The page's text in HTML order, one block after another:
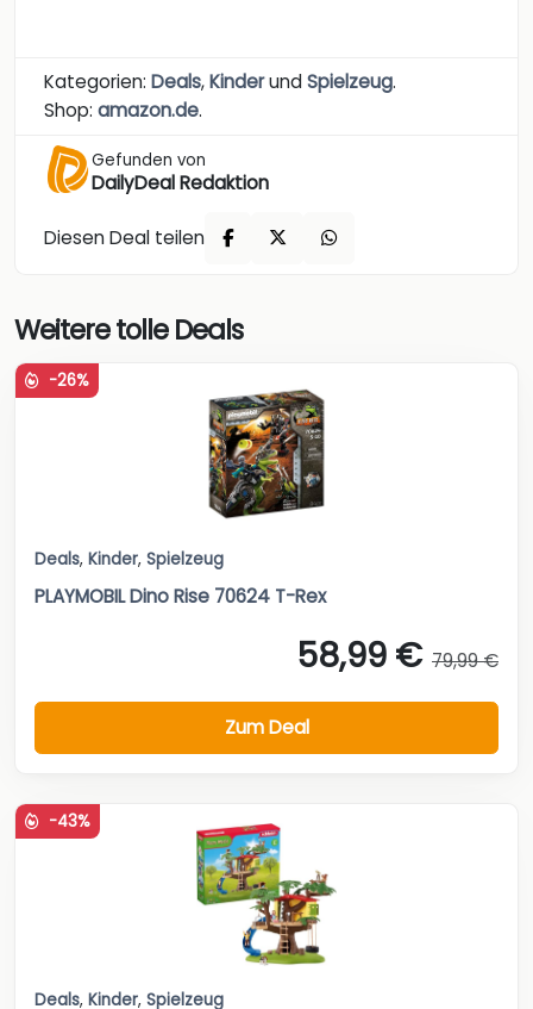
Kategorien: Deals,KinderundSpielzeug.
Shop: amazon.de.
Gefunden von
DailyDeal Redaktion
Diesen Deal teilen
Weitere tolle Deals
-26%
Deals, Kinder, Spielzeug
PLAYMOBIL Dino Rise 70624 T-Rex
58,99 € 79,99 €
Zum Deal
-43%
Deals, Kinder, Spielzeug